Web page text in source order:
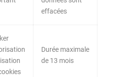
effacées
Durée maximale
de 13 mois